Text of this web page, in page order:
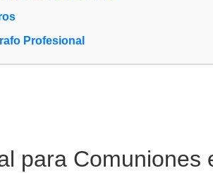
Profesional
para Comuniones